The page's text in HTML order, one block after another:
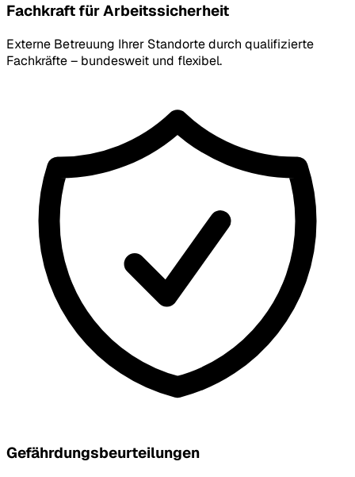
Fachkraft für Arbeitssicherheit
Externe Betreuung Ihrer Standorte durch qualifizierte
Fachkräfte – bundesweit und flexibel.
Gefährdungsbeurteilungen